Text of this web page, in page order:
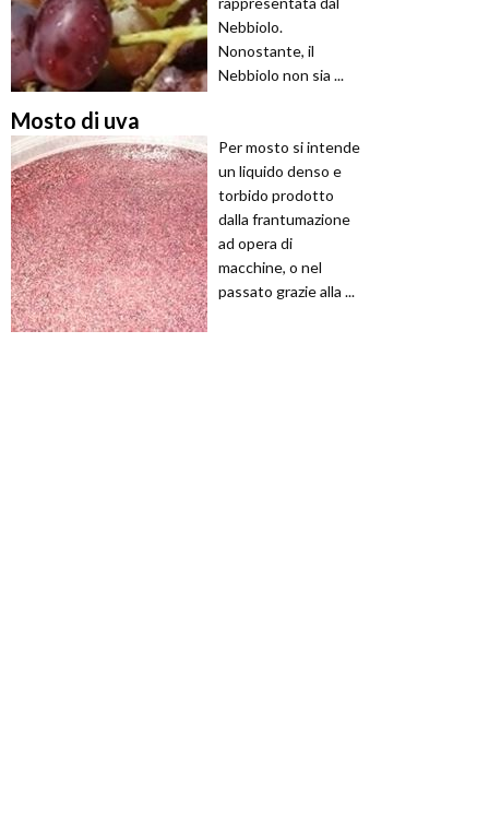
Nebbiolo.
Nonostante, il
Nebbiolo non sia ...
Mosto di uva
Per mosto si intende
un liquido denso e
torbido prodotto
dalla frantumazione
ad opera di
macchine, o nel
passato grazie alla ...